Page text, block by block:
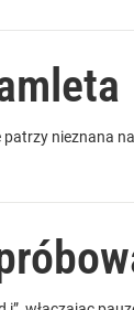
nieznana